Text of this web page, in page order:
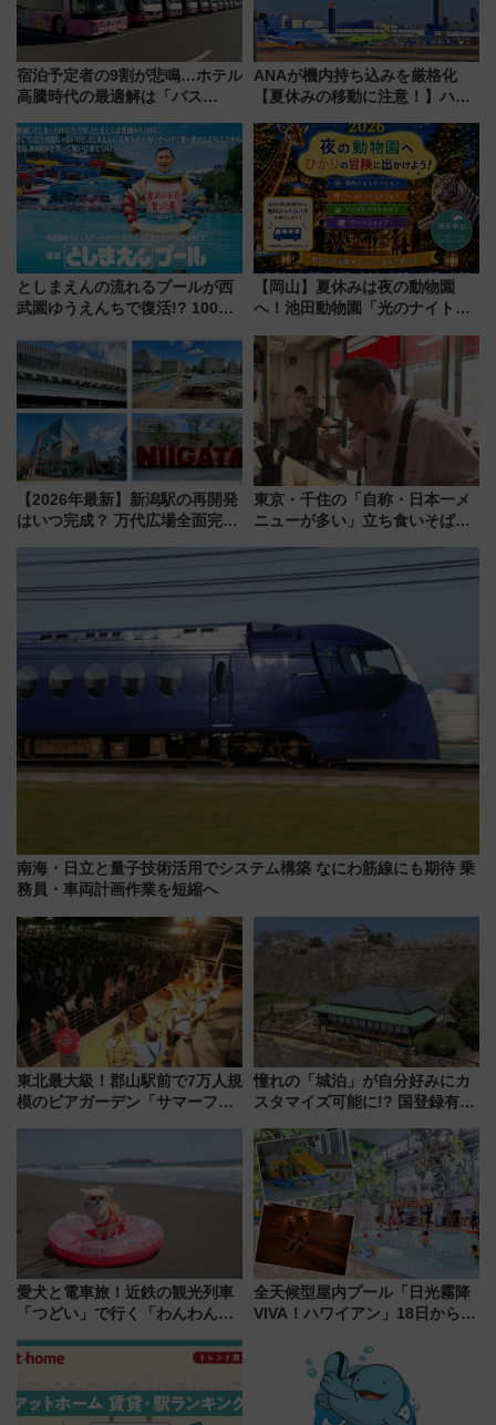
宿泊予定者の9割が悲鳴…ホテル
高騰時代の最適解は「バス
した、推し活遠征や観光時のリ
アルな懐事情
ANAが機内持ち込みを厳格化
【夏休みの移動に注意！】ハン
「身の回り品」新サイズ制限
(40×30×20cm)おさらい
としまえんの流れるプールが西
武園ゆうえんちで復活!? 100周
イダー」に注目 2026年夏は所
沢へ遊びに行こう
【岡山】夏休みは夜の動物園
へ！池田動物園「光のナイトズ
な夜
【2026年最新】新潟駅の再開発
はいつ完成？ 万代広場全面完成
開発、バスタ新潟構想まで徹底
解説！
東京・千住の「自称・日本一メ
ニューが多い」立ち食いそば屋
地のふらっと立ち食いそば』
7/27夜10時～放送
南海・日立と量子技術活用でシステム構築 なにわ筋線にも期待 乗
務員・車両計画作業を短縮へ
東北最大級！郡山駅前で7万人規
模のビアガーデン「サマーフェ
MALLで予約可能
憧れの「城泊」が自分好みにカ
スタマイズ可能に!? 国登録有形
にオーダーメイド型の宿泊プラ
ンが誕生！
愛犬と電車旅！近鉄の観光列車
「つどい」で行く「わんわん列
める日帰りツアー
全天候型屋内プール「日光霧降
VIVA！ハワイアン」18日から営
ァミリーから大人まで幅広い世
代が一日中楽しる夏のリゾート
を楽しんで